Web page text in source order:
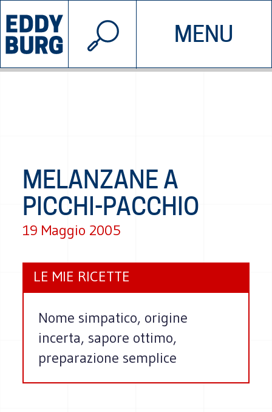
MENU
INIZIATIVE CHI SIAMO
© 2026 EDDYBURG
MELANZANE A
PICCHI-PACCHIO
19 Maggio 2005
LE MIE RICETTE
Nome simpatico, origine
incerta, sapore ottimo,
preparazione semplice